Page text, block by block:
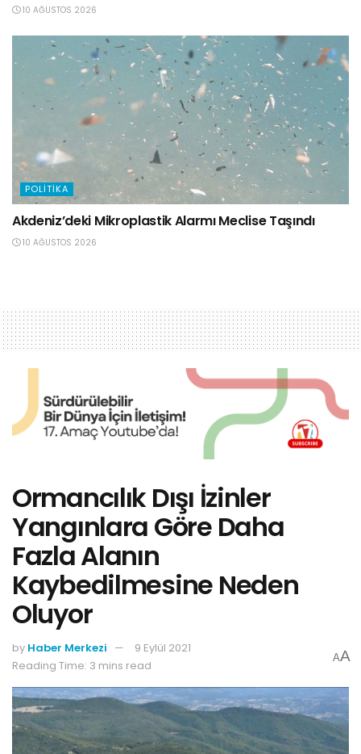
10 AĞUSTOS 2026
POLITIKA
Akdeniz’deki Mikroplastik Alarmı Meclise Taşındı
10 AĞUSTOS 2026
Ormancılık Dışı İzinler
Yangınlara Göre Daha
Fazla Alanın
Kaybedilmesine Neden
Oluyor
by Haber Merkezi
9 Eylül 2021
Reading Time: 3 mins read
AA